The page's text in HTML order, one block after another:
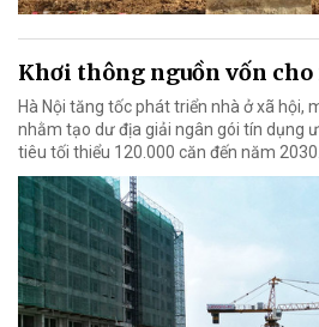
Khơi thông nguồn vốn cho
Hà Nội tăng tốc phát triển nhà ở xã hội,
nhằm tạo dư địa giải ngân gói tín dụng
tiêu tối thiểu 120.000 căn đến năm 2030.